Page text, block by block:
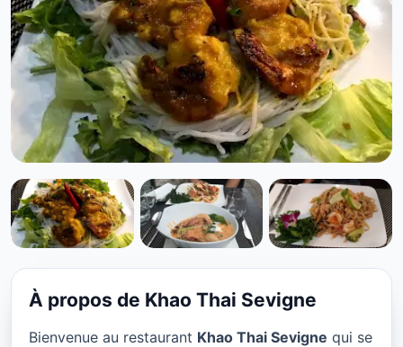
CUISINE INTERNATIONAL
Khao Thai Sevigne à Paris
★ 4.4/5
À propos de Khao Thai Sevigne
Bienvenue au restaurant Khao Thai Sevigne qui se